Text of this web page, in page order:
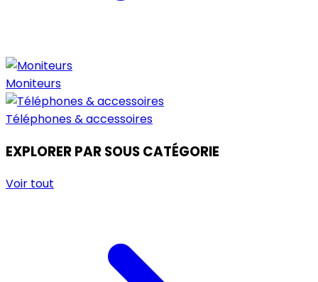
Moniteurs
Téléphones & accessoires
EXPLORER PAR SOUS CATÉGORIE
Voir tout